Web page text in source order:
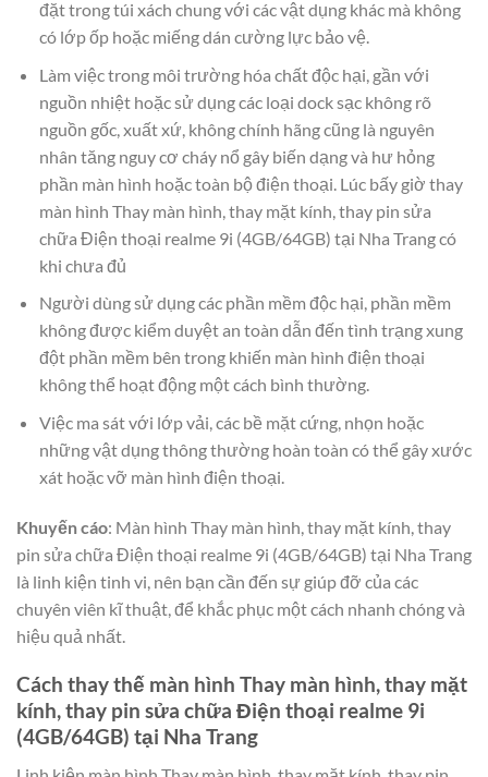
đặt trong túi xách chung với các vật dụng khác mà không
có lớp ốp hoặc miếng dán cường lực bảo vệ.
Làm việc trong môi trường hóa chất độc hại, gần với
nguồn nhiệt hoặc sử dụng các loại dock sạc không rõ
nguồn gốc, xuất xứ, không chính hãng cũng là nguyên
nhân tăng nguy cơ cháy nổ gây biến dạng và hư hỏng
phần màn hình hoặc toàn bộ điện thoại. Lúc bấy giờ thay
màn hình Thay màn hình, thay mặt kính, thay pin sửa
chữa Điện thoại realme 9i (4GB/64GB) tại Nha Trang có
khi chưa đủ
Người dùng sử dụng các phần mềm độc hại, phần mềm
không được kiểm duyệt an toàn dẫn đến tình trạng xung
đột phần mềm bên trong khiến màn hình điện thoại
không thể hoạt động một cách bình thường.
Việc ma sát với lớp vải, các bề mặt cứng, nhọn hoặc
những vật dụng thông thường hoàn toàn có thể gây xước
xát hoặc vỡ màn hình điện thoại.
Khuyến cáo: Màn hình Thay màn hình, thay mặt kính, thay
pin sửa chữa Điện thoại realme 9i (4GB/64GB) tại Nha Trang
là linh kiện tinh vi, nên bạn cần đến sự giúp đỡ của các
chuyên viên kĩ thuật, để khắc phục một cách nhanh chóng và
hiệu quả nhất.
Cách thay thế màn hình Thay màn hình, thay mặt
kính, thay pin sửa chữa Điện thoại realme 9i
(4GB/64GB) tại Nha Trang